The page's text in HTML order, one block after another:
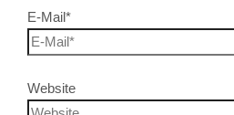
E-Mail*
Website